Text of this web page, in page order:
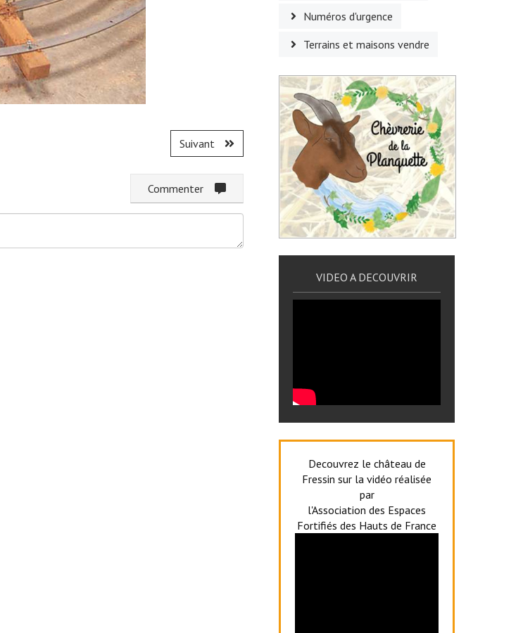
Suivant
Numéros d'urgence
Terrains et maisons vendre
VIDEO A DECOUVRIR
Decouvrez le château de
Fressin sur la vidéo réalisée
par
l'Association des Espaces
Fortifiés des Hauts de France